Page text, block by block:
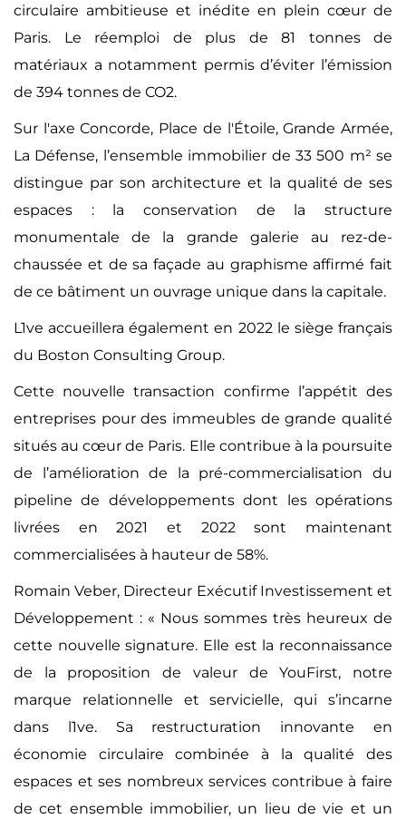
circulaire ambitieuse et inédite en plein cœur de
Paris. Le réemploi de plus de 81 tonnes de
matériaux a notamment permis d’éviter l’émission
de 394 tonnes de CO2.
Sur l'axe Concorde, Place de l'Étoile, Grande Armée,
La Défense, l’ensemble immobilier de 33 500 m² se
distingue par son architecture et la qualité de ses
espaces : la conservation de la structure
monumentale de la grande galerie au rez-de-
chaussée et de sa façade au graphisme affirmé fait
de ce bâtiment un ouvrage unique dans la capitale.
L1ve accueillera également en 2022 le siège français
du Boston Consulting Group.
Cette nouvelle transaction confirme l’appétit des
entreprises pour des immeubles de grande qualité
situés au cœur de Paris. Elle contribue à la poursuite
de l’amélioration de la pré-commercialisation du
pipeline de développements dont les opérations
livrées en 2021 et 2022 sont maintenant
commercialisées à hauteur de 58%.
Romain Veber, Directeur Exécutif Investissement et
Développement : « Nous sommes très heureux de
cette nouvelle signature. Elle est la reconnaissance
de la proposition de valeur de YouFirst, notre
marque relationnelle et servicielle, qui s’incarne
dans l1ve. Sa restructuration innovante en
économie circulaire combinée à la qualité des
espaces et ses nombreux services contribue à faire
de cet ensemble immobilier, un lieu de vie et un